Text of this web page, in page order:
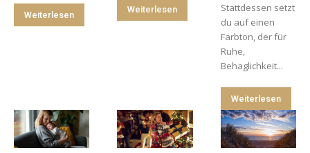
Weiterlesen
Weiterlesen
Stattdessen setzt
du auf einen
Farbton, der für
Ruhe,
Behaglichkeit...
Weiterlesen